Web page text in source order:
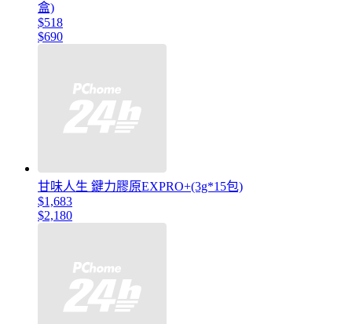
盒)
$518
$690
甘味人生 鍵力膠原EXPRO+(3g*15包)
$1,683
$2,180